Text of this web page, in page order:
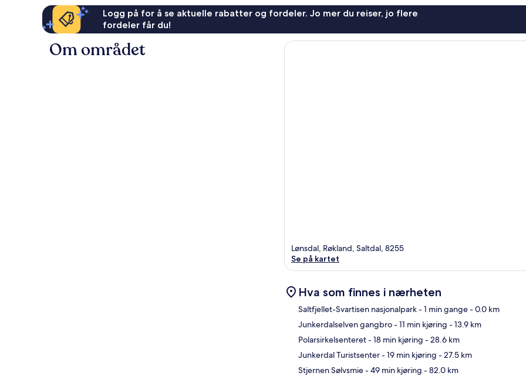
Logg på for å se aktuelle rabatter og fordeler. Jo mer du reiser, jo flere
fordeler får du!
Om området
Lønsdal, Røkland, Saltdal, 8255
Se på kartet
Hva som finnes i nærheten
Saltfjellet-Svartisen nasjonalpark- 1 min gange- 0.0 km
Junkerdalselven gangbro- 11 min kjøring - 13.9 km
Polarsirkelsenteret- 18 min kjøring - 28.6 km
Junkerdal Turistsenter- 19 min kjøring - 27.5 km
Stjernen Sølvsmie- 49 min kjøring - 82.0 km